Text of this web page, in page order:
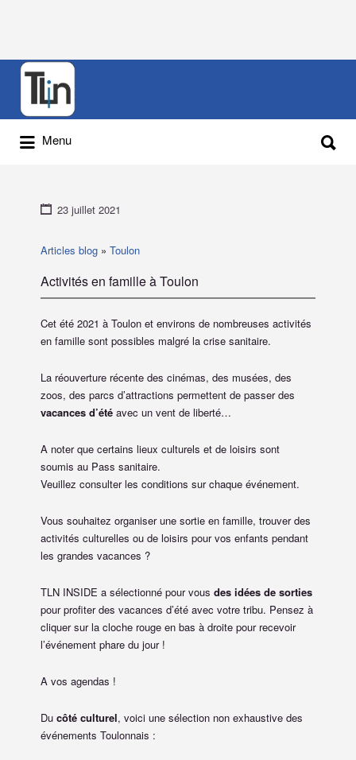
Rechercher
Menu
23 juillet 2021
Articles blog » Toulon
Activités en famille à Toulon
Cet été 2021 à Toulon et environs de nombreuses activités
en famille sont possibles malgré la crise sanitaire.
La réouverture récente des cinémas, des musées, des
zoos, des parcs d’attractions permettent de passer des
vacances d’été avec un vent de liberté…
A noter que certains lieux culturels et de loisirs sont
soumis au Pass sanitaire.
Veuillez consulter les conditions sur chaque événement.
Vous souhaitez organiser une sortie en famille, trouver des
activités culturelles ou de loisirs pour vos enfants pendant
les grandes vacances ?
TLN INSIDE a sélectionné pour vous des idées de sorties
pour profiter des vacances d’été avec votre tribu. Pensez à
cliquer sur la cloche rouge en bas à droite pour recevoir
l’événement phare du jour !
A vos agendas !
Du côté culturel, voici une sélection non exhaustive des
événements Toulonnais :